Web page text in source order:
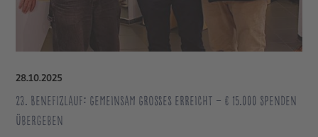
28.10.2025
23. Benefizlauf: Gemeinsam Großes erreicht – € 15.000 Spenden
übergeben